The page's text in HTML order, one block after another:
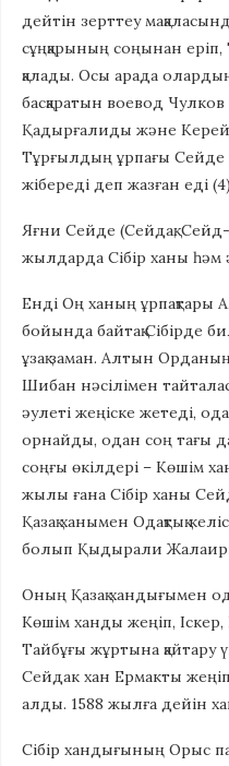
дейтін зерттеу
сұңқарының соңынан
қалады. Осы арада
басқаратын воевод
Қадырғалиды және
Тұрғылдың ұрпағы Сейде
жібереді деп жазған еді
Яғни Сейде (Сейдақ,
жылдарда Сібір ханы һәм
Енді Оң ханың ұрпақтары
бойында байтақ Сібірде
ұзақ заман. Алтын
Шибан нәсілімен
әулеті жеңіске жетеді,
орнайды, одан соң тағы да
соңғы өкілдері – Көшім
жылы ғана Сібір ханы
Қазақ ханымен Одақтық
болып Қыдырали
Оның Қазақ хандығымен
Көшім ханды жеңіп,
Тайбұғы жұртына қайтару
Сейдак хан Ермакты
алды. 1588 жылға дейін
Сібір хандығының Орыс